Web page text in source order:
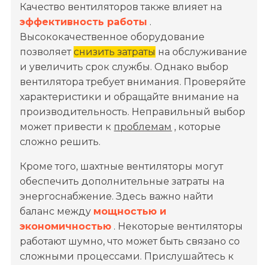
Качество вентиляторов также влияет на
эффективность работы .
Высококачественное оборудование
позволяетснизить затраты на обслуживание
и увеличить срок службы. Однако выбор
вентилятора требует внимания. Проверяйте
характеристики и обращайте внимание на
производительность. Неправильный выбор
может привести к проблемам , которые
сложно решить.
Кроме того, шахтные вентиляторы могут
обеспечить дополнительные затраты на
энергоснабжение. Здесь важно найти
баланс между мощностью и
экономичностью . Некоторые вентиляторы
работают шумно, что может быть связано со
сложными процессами. Прислушайтесь к